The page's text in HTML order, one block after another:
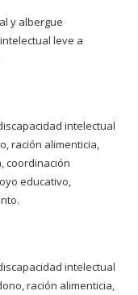
y albergue
leve a
intelectual
ración alimenticia,
coordinación
educativo,
intelectual
ración alimenticia,